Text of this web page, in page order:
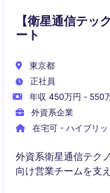
【衛星通信テッ
ート
東京都
正社員
年収 450万円 - 550
外資系企業
在宅可・ハイブリ
外資系衛星通信テク
向け営業チームを支